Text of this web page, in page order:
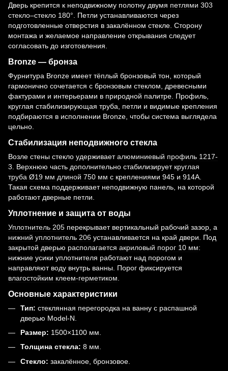
Дверь крепится к неподвижному полотну двумя петлями 303
стекло–стекло 180°. Петли устанавливаются через
подготовленные отверстия в закалённом стекле. Сторону
монтажа и желаемое направление открывания следует
согласовать до изготовления.
Bronze — бронза
Фурнитура Bronze имеет тёплый бронзовый тон, который
гармонично сочетается с бронзовым стеклом, древесными
фактурами и интерьерами в природной палитре. Профиль,
круглая стабилизирующая труба, петли и видимые крепления
подбираются в исполнении Bronze, чтобы система выглядела
цельно.
Стабилизация неподвижного стекла
Возле стены стекло удерживаеталюминиевый профиль 1217-
3 . Верхнюю часть дополнительно стабилизирует круглая
труба Ø19 мм длиной 750 мм с креплениями 945 и 914A.
Такая схема поддерживает неподвижную панель, на которой
работают дверные петли.
Уплотнение и защита от воды
Уплотнитель 205 перекрывает вертикальный рабочий зазор, а
нижний уплотнитель 206 устанавливается на край двери. Под
закрытой дверью располагается акриловый порог 10 мм:
нижние усики уплотнителя работают над порогом и
направляют воду внутрь ванны. Порог фиксируется
влагостойким клеем-герметиком
Основные характеристики
Тип: стеклянная перегородка на ванну с распашной
дверью Model-N.
Размер: 1500×1100 мм.
Толщина стекла: 8 мм.
Стекло: закалённое, бронзовое.